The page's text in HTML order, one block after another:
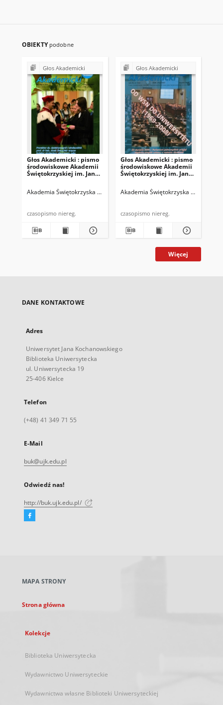
OBIEKTY podobne
Głos Akademicki
Głos Akademicki : pismo
środowiskowe Akademii
Świętokrzyskiej im. Jana
Kielcach. 2007, R. XIV, nr
3 (52) : listopad 2007
Akademia Świętokrzyska im. Jana Kochanowskiego (Kielce) Biskup,
czasopismo niereg.
Głos Akademicki
Głos Akademicki : pismo
środowiskowe Akademii
Świętokrzyskiej im. Jana
Kielcach. 2008, R. XV, nr 1
(53) : marzec 2008
Akademia Świętokrzyska im. Jana
czasopismo niereg.
Więcej
DANE KONTAKTOWE
Adres
Uniwersytet Jana Kochanowskiego
Biblioteka Uniwersytecka
ul. Uniwersytecka 19
25-406 Kielce
Telefon
(+48) 41 349 71 55
E-Mail
buk@ujk.edu.pl
Odwiedź nas!
http://buk.ujk.edu.pl/
Facebook
karcie
MAPA STRONY
Strona główna
Kolekcje
Biblioteka Uniwersytecka
Wydawnictwo Uniwersyteckie
Wydawnictwa własne Biblioteki Uniwersyteckiej